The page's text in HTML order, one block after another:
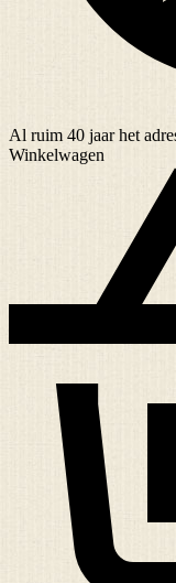
Al ruim 40 jaarhet
Winkelwagen